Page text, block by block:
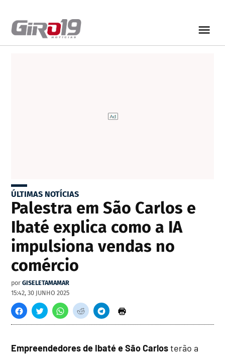
ÚLTIMAS NOTÍCIAS
Palestra em São Carlos e
Ibaté explica como a IA
impulsiona vendas no
comércio
por GISELETAMAMAR
15:42, 30 JUNHO 2025
Empreendedores de Ibaté e São Carlosterão a